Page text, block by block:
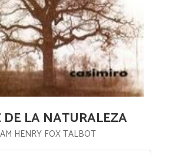
DE LA NATURALEZA
HENRY FOX TALBOT